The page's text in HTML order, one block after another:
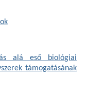
alá eső biológiai
támogatásának